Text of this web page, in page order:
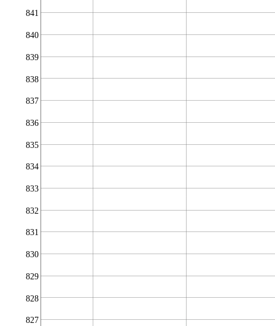
827
828
829
830
831
832
833
834
835
836
837
838
839
840
841